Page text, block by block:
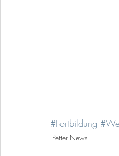
#Fortbildung
Petter News